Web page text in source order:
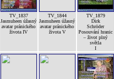
TV_1837
Jasmuheen úžasný
avatar pránického
života IV
TV_1844
Jasmuheen úžasný
avatar pránického
života V
TV_1879
Dirk
Schröder
Posouvání hranic
– život plný
světla
I